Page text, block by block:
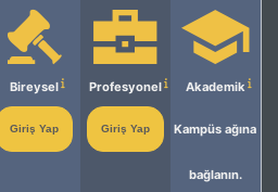
Bireysel
Giriş Yap
Profesyonel
Giriş Yap
Akademik
Kampüs ağına
bağlanın.